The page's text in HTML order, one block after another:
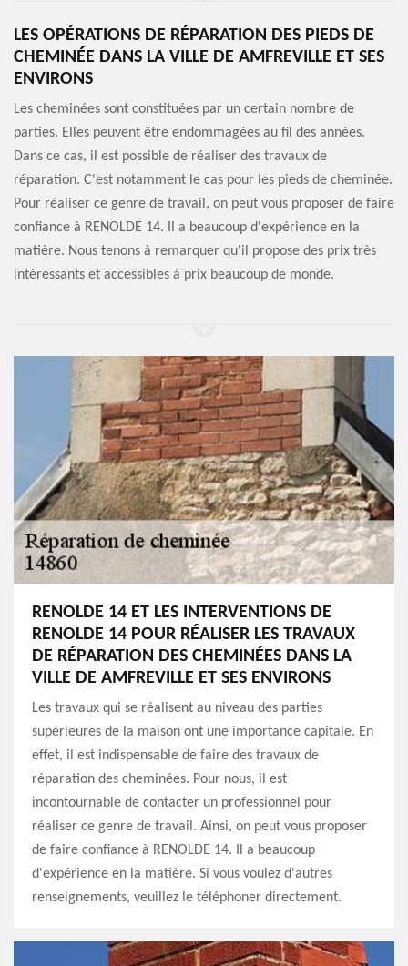
LES OPÉRATIONS DE RÉPARATION DES PIEDS DE
CHEMINÉE DANS LA VILLE DE AMFREVILLE ET SES
ENVIRONS
Les cheminées sont constituées par un certain nombre de
parties. Elles peuvent être endommagées au fil des années.
Dans ce cas, il est possible de réaliser des travaux de
réparation. C'est notamment le cas pour les pieds de cheminée.
Pour réaliser ce genre de travail, on peut vous proposer de faire
confiance à RENOLDE 14. Il a beaucoup d'expérience en la
matière. Nous tenons à remarquer qu'il propose des prix très
intéressants et accessibles à prix beaucoup de monde.
RENOLDE 14 ET LES INTERVENTIONS DE
RENOLDE 14 POUR RÉALISER LES TRAVAUX
DE RÉPARATION DES CHEMINÉES DANS LA
VILLE DE AMFREVILLE ET SES ENVIRONS
Les travaux qui se réalisent au niveau des parties
supérieures de la maison ont une importance capitale. En
effet, il est indispensable de faire des travaux de
réparation des cheminées. Pour nous, il est
incontournable de contacter un professionnel pour
réaliser ce genre de travail. Ainsi, on peut vous proposer
de faire confiance à RENOLDE 14. Il a beaucoup
d'expérience en la matière. Si vous voulez d'autres
renseignements, veuillez le téléphoner directement.